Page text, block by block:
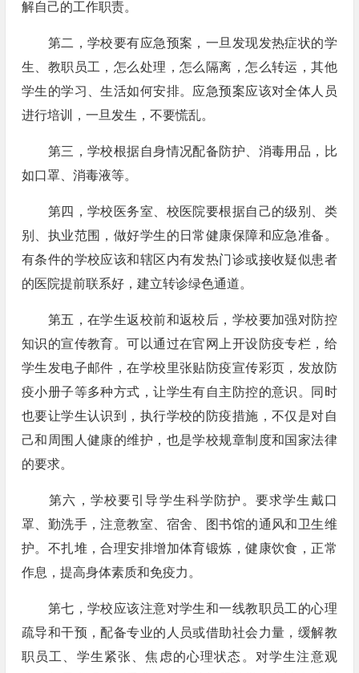
解自己的工作职责。
第二，学校要有应急预案，一旦发现发热症状的学
生、教职员工，怎么处理，怎么隔离，怎么转运，其他
学生的学习、生活如何安排。应急预案应该对全体人员
进行培训，一旦发生，不要慌乱。
第三，学校根据自身情况配备防护、消毒用品，比
如口罩、消毒液等。
第四，学校医务室、校医院要根据自己的级别、类
别、执业范围，做好学生的日常健康保障和应急准备。
有条件的学校应该和辖区内有发热门诊或接收疑似患者
的医院提前联系好，建立转诊绿色通道。
第五，在学生返校前和返校后，学校要加强对防控
知识的宣传教育。可以通过在官网上开设防疫专栏，给
学生发电子邮件，在学校里张贴防疫宣传彩页，发放防
疫小册子等多种方式，让学生有自主防控的意识。同时
也要让学生认识到，执行学校的防疫措施，不仅是对自
己和周围人健康的维护，也是学校规章制度和国家法律
的要求。
第六，学校要引导学生科学防护。要求学生戴口
罩、勤洗手，注意教室、宿舍、图书馆的通风和卫生维
护。不扎堆，合理安排增加体育锻炼，健康饮食，正常
作息，提高身体素质和免疫力。
第七，学校应该注意对学生和一线教职员工的心理
疏导和干预，配备专业的人员或借助社会力量，缓解教
职员工、学生紧张、焦虑的心理状态。对学生注意观